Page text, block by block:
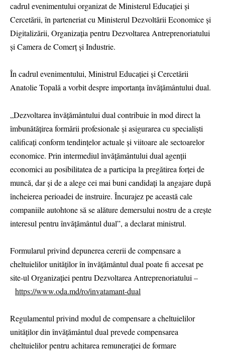
cadrul evenimentului organizat de Ministerul Educației și
Cercetării, în parteneriat cu Ministerul Dezvoltării Economice și
Digitalizării, Organizația pentru Dezvoltarea Antreprenoriatului
și Camera de Comerț și Industrie.
În cadrul evenimentului, Ministrul Educației și Cercetării
Anatolie Topală a vorbit despre importanța învățământului dual.
„Dezvoltarea învățământului dual contribuie în mod direct la
îmbunătățirea formării profesionale și asigurarea cu specialiști
calificați conform tendințelor actuale și viitoare ale sectoarelor
economice. Prin intermediul învățământului dual agenții
economici au posibilitatea de a participa la pregătirea forței de
muncă, dar și de a alege cei mai buni candidați la angajare după
încheierea perioadei de instruire. Încurajez pe această cale
companiile autohtone să se alăture demersului nostru de a crește
interesul pentru învățământul dual”, a declarat ministrul.
Formularul privind depunerea cererii de compensare a
cheltuielilor unităților în învățământul dual poate fi accesat pe
site-ul Organizației pentru Dezvoltarea Antreprenoriatului –
https://www.oda.md/ro/invatamant-dual
Regulamentul privind modul de compensare a cheltuielilor
unităților din învățământul dual prevede compensarea
cheltuielilor pentru achitarea remunerației de formare